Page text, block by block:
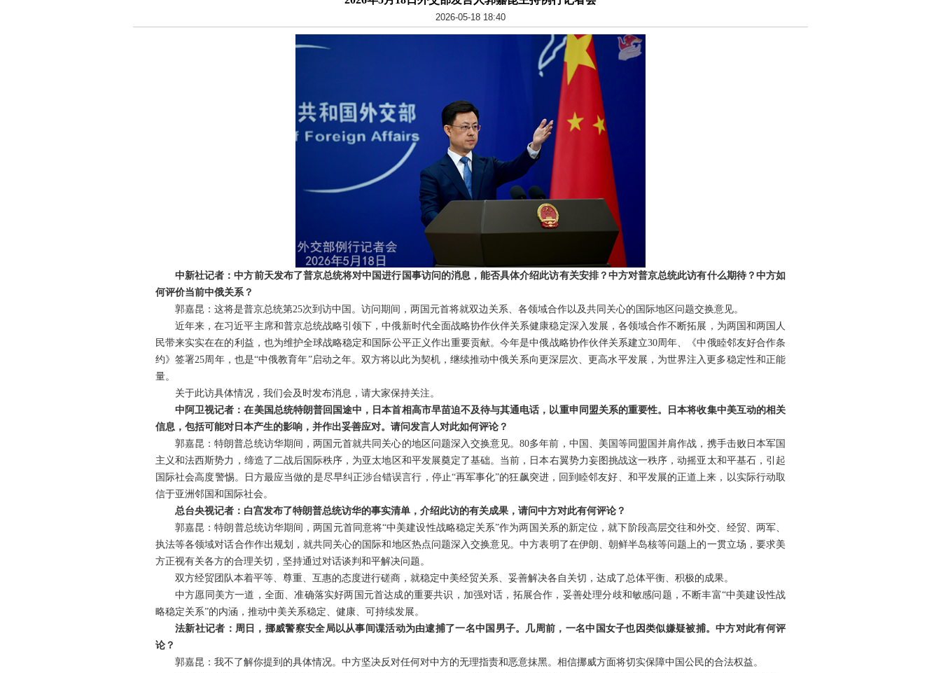
2026-05-18 18:40
中新社记者：中方前天发布了普京总统将对中国进行国事访问的消息，能否具体介绍此访有关安排？中方对普京总统此访有什么期待？中方如
何评价当前中俄关系？
郭嘉昆：这将是普京总统第25次到访中国。访问期间，两国元首将就双边关系、各领域合作以及共同关心的国际地区问题交换意见。
近年来，在习近平主席和普京总统战略引领下，中俄新时代全面战略协作伙伴关系健康稳定深入发展，各领域合作不断拓展，为两国和两国人
民带来实实在在的利益，也为维护全球战略稳定和国际公平正义作出重要贡献。今年是中俄战略协作伙伴关系建立30周年、《中俄睦邻友好合作条
约》签署25周年，也是“中俄教育年”启动之年。双方将以此为契机，继续推动中俄关系向更深层次、更高水平发展，为世界注入更多稳定性和正能
量。
关于此访具体情况，我们会及时发布消息，请大家保持关注。
中阿卫视记者：在美国总统特朗普回国途中，日本首相高市早苗迫不及待与其通电话，以重申同盟关系的重要性。日本将收集中美互动的相关
信息，包括可能对日本产生的影响，并作出妥善应对。请问发言人对此如何评论？
郭嘉昆：特朗普总统访华期间，两国元首就共同关心的地区问题深入交换意见。80多年前，中国、美国等同盟国并肩作战，携手击败日本军国
主义和法西斯势力，缔造了二战后国际秩序，为亚太地区和平发展奠定了基础。当前，日本右翼势力妄图挑战这一秩序，动摇亚太和平基石，引起
国际社会高度警惕。日方最应当做的是尽早纠正涉台错误言行，停止“再军事化”的狂飙突进，回到睦邻友好、和平发展的正道上来，以实际行动取
信于亚洲邻国和国际社会。
总台央视记者：白宫发布了特朗普总统访华的事实清单，介绍此访的有关成果，请问中方对此有何评论？
郭嘉昆：特朗普总统访华期间，两国元首同意将“中美建设性战略稳定关系”作为两国关系的新定位，就下阶段高层交往和外交、经贸、两军、
执法等各领域对话合作作出规划，就共同关心的国际和地区热点问题深入交换意见。中方表明了在伊朗、朝鲜半岛核等问题上的一贯立场，要求美
方正视有关各方的合理关切，坚持通过对话谈判和平解决问题。
双方经贸团队本着平等、尊重、互惠的态度进行磋商，就稳定中美经贸关系、妥善解决各自关切，达成了总体平衡、积极的成果。
中方愿同美方一道，全面、准确落实好两国元首达成的重要共识，加强对话，拓展合作，妥善处理分歧和敏感问题，不断丰富“中美建设性战
略稳定关系”的内涵，推动中美关系稳定、健康、可持续发展。
法新社记者：周日，挪威警察安全局以从事间谍活动为由逮捕了一名中国男子。几周前，一名中国女子也因类似嫌疑被捕。中方对此有何评
论？
郭嘉昆：我不了解你提到的具体情况。中方坚决反对任何对中方的无理指责和恶意抹黑。相信挪威方面将切实保障中国公民的合法权益。